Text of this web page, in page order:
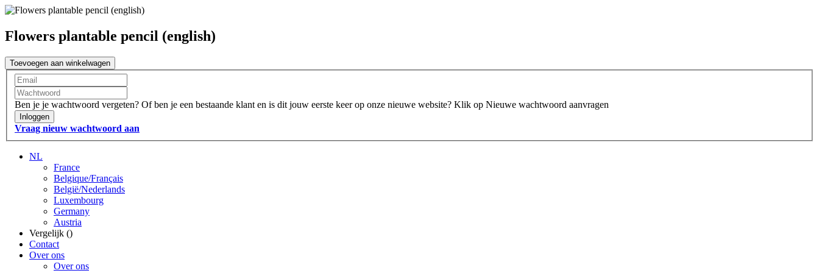
Flowers plantable pencil (english)
Toevoegen aan winkelwagen
Ben je je wachtwoord vergeten? Of ben je een bestaande klant en is dit jouw eerste keer op onze nieuwe website? Klik op Nieuwe wachtwoord aanvragen
Inloggen
Vraag nieuw wachtwoord aan
NL
France
Belgique/Français
België/Nederlands
Luxembourg
Germany
Austria
Vergelijk ()
Contact
Over ons
Over ons